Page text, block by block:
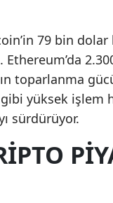
79 bin
toparlanma
gibi yüksek
sürdürüyor.